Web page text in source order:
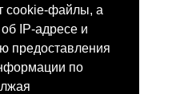
cookie-файлы, а
IP-адресе и
предоставления
по